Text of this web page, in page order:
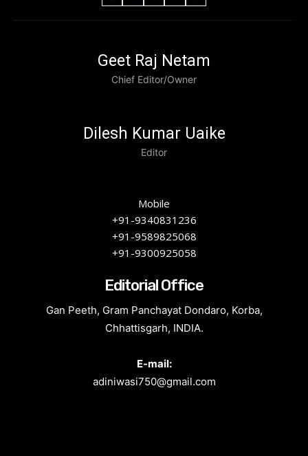
Geet Raj Netam
Chief Editor/Owner
Dilesh Kumar Uaike
Editor
Mobile
+91-9340831236
+91-9589825068
+91-9300925058
Editorial Office
Gan Peeth, Gram Panchayat Dondaro, Korba,
Chhattisgarh, INDIA.
E-mail:
adiniwasi750@gmail.com